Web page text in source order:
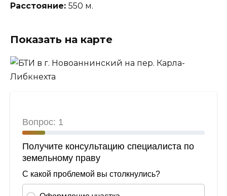
Расстояние: 550 м.
Показать на карте